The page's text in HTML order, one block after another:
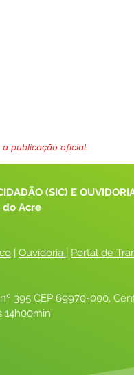
publicação oficial.
(SIC) E
do Acre
| Ouvidoria | Portal de
395 CEP 69970-000,
14h00min